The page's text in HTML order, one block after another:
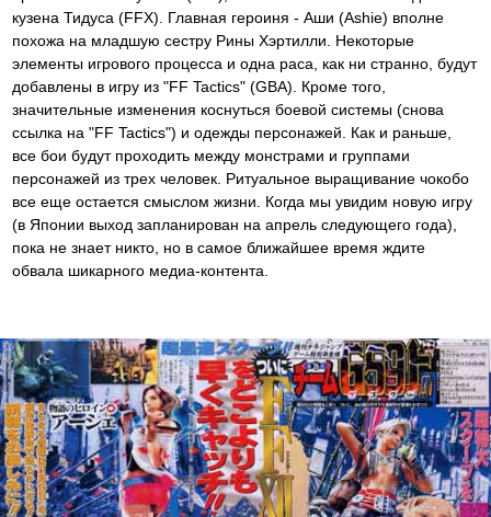
кузена Тидуса (FFX). Главная героиня - Аши (Ashie) вполне
похожа на младшую сестру Рины Хэртилли. Некоторые
элементы игрового процесса и одна раса, как ни странно, будут
добавлены в игру из "FF Tactics" (GBA). Кроме того,
значительные изменения коснуться боевой системы (снова
ссылка на "FF Tactics") и одежды персонажей. Как и раньше,
все бои будут проходить между монстрами и группами
персонажей из трех человек. Ритуальное выращивание чокобо
все еще остается смыслом жизни. Когда мы увидим новую игру
(в Японии выход запланирован на апрель следующего года),
пока не знает никто, но в самое ближайшее время ждите
обвала шикарного медиа-контента.